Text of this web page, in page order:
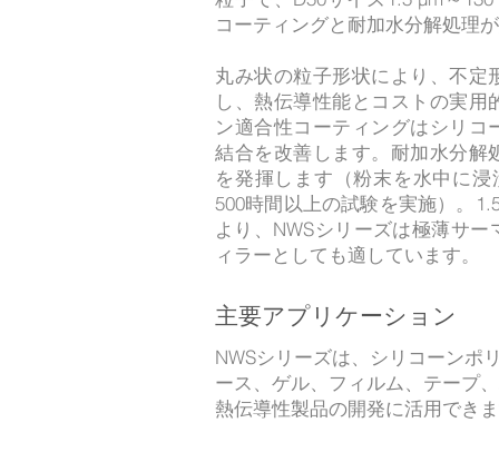
コーティングと耐加水分解処理
丸み状の粒子形状により、不定
し、熱伝導性能とコストの実
ン適合性コーティングはシリコ
結合を改善します。耐加水分解
を発揮します（粉末を水中に浸
500時間以上の試験を実施）。
より、NWSシリーズは極薄サ
ィラーとしても適しています。
主要アプリケーション
NWSシリーズは、シリコーンポ
ース、ゲル、フィルム、テープ
熱伝導性製品の開発に活用できま